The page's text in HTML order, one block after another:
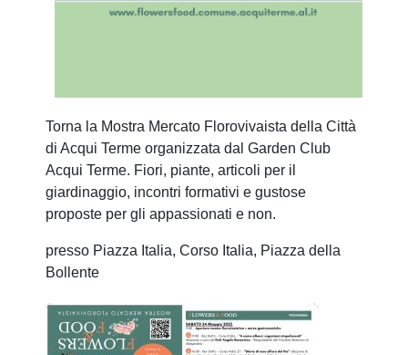
Torna la Mostra Mercato Florovivaista della Città
di Acqui Terme organizzata dal Garden Club
Acqui Terme. Fiori, piante, articoli per il
giardinaggio, incontri formativi e gustose
proposte per gli appassionati e non.
presso Piazza Italia, Corso Italia, Piazza della
Bollente